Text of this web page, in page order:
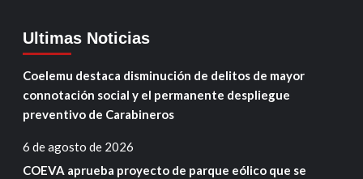
Ultimas Noticias
Coelemu destaca disminución de delitos de mayor
connotación social y el permanente despliegue
preventivo de Carabineros
6 de agosto de 2026
COEVA aprueba proyecto de parque eólico que se